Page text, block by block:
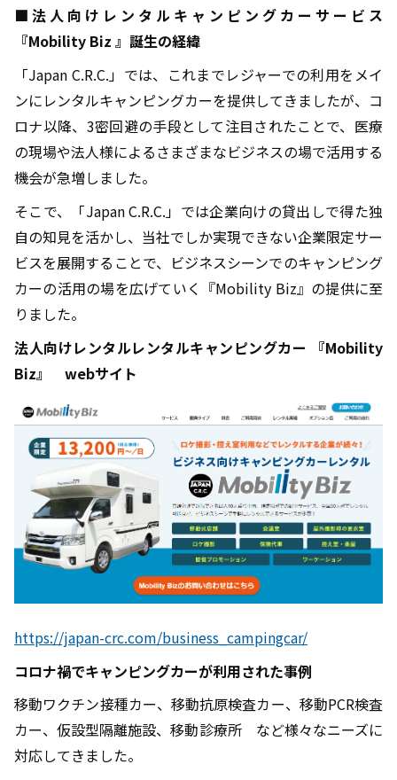
■法人向けレンタルキャンピングカーサービス
『Mobility Biz 』誕生の経緯
「Japan C.R.C.」では、これまでレジャーでの利用をメイ
ンにレンタルキャンピングカーを提供してきましたが、コ
ロナ以降、3密回避の手段として注目されたことで、医療
の現場や法人様によるさまざまなビジネスの場で活用する
機会が急増しました。
そこで、「Japan C.R.C.」では企業向けの貸出しで得た独
自の知見を活かし、当社でしか実現できない企業限定サー
ビスを展開することで、ビジネスシーンでのキャンピング
カーの活用の場を広げていく『Mobility Biz』の提供に至
りました。
法人向けレンタルレンタルキャンピングカー 『Mobility
Biz』 webサイト
https://japan-crc.com/business_campingcar/
コロナ禍でキャンピングカーが利用された事例
移動ワクチン接種カー、移動抗原検査カー、移動PCR検査
カー、仮設型隔離施設、移動診療所 など様々なニーズに
対応してきました。